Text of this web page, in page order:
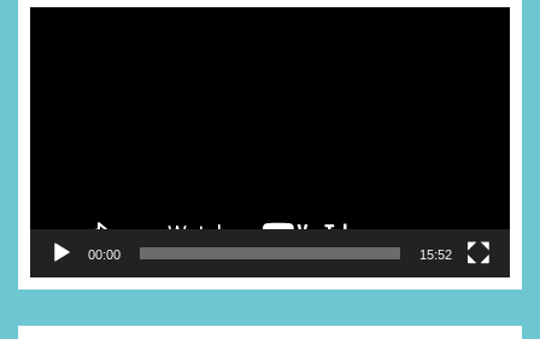
00:00 15:52